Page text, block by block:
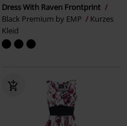
Dress With Raven Frontprint
Black Premium by EMP
Kurzes
Kleid